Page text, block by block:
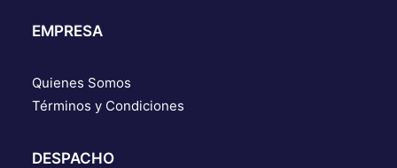
EMPRESA
Quienes Somos
Términos y Condiciones
DESPACHO